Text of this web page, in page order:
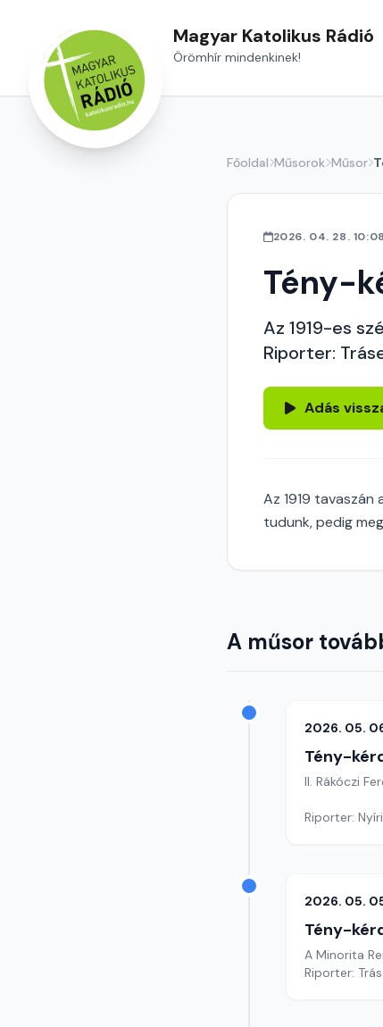
Magyar Katolikus Rádió
Örömhír mindenkinek!
Főoldal Műsorok Műsor
2026. 04. 28. 10:08
Tény-
Az 1919-es
Riporter:
Adás
Az 1919
tudunk, pedig
A műsor
2026. 05.
Tény-
II. Rákóczi
Riporter:
2026. 05.
Tény-
A Minorita
Riporter: